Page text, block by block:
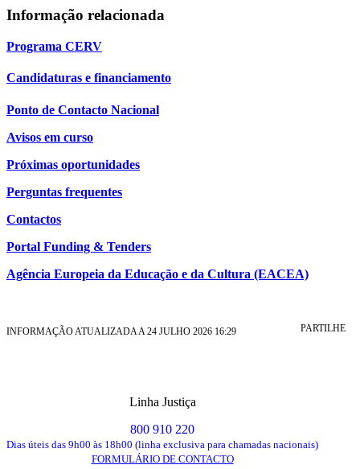
Informação relacionada
Programa CERV
Candidaturas e financiamento
Ponto de Contacto Nacional
Avisos em curso
Próximas oportunidades
Perguntas frequentes
Contactos
Portal Funding & Tenders
Agência Europeia da Educação e da Cultura (EACEA)
INFORMAÇÃO ATUALIZADA A 24 JULHO 2026 16:29 PARTILHE
Linha Justiça
800 910 220
Dias úteis das 9h00 às 18h00 (linha exclusiva para chamadas nacionais)
FORMULÁRIO DE CONTACTO